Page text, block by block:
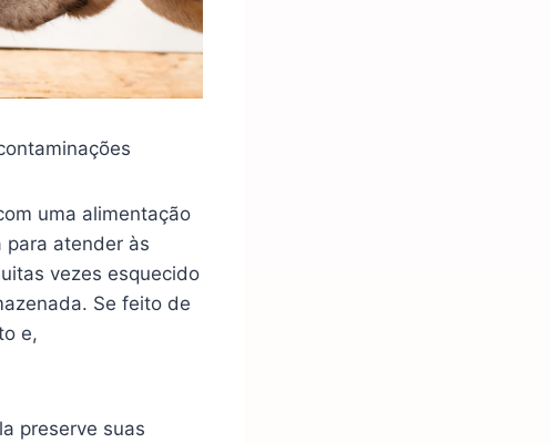
uma alimentação
para atender às
vezes esquecido
Se feito de
e,
preserve suas